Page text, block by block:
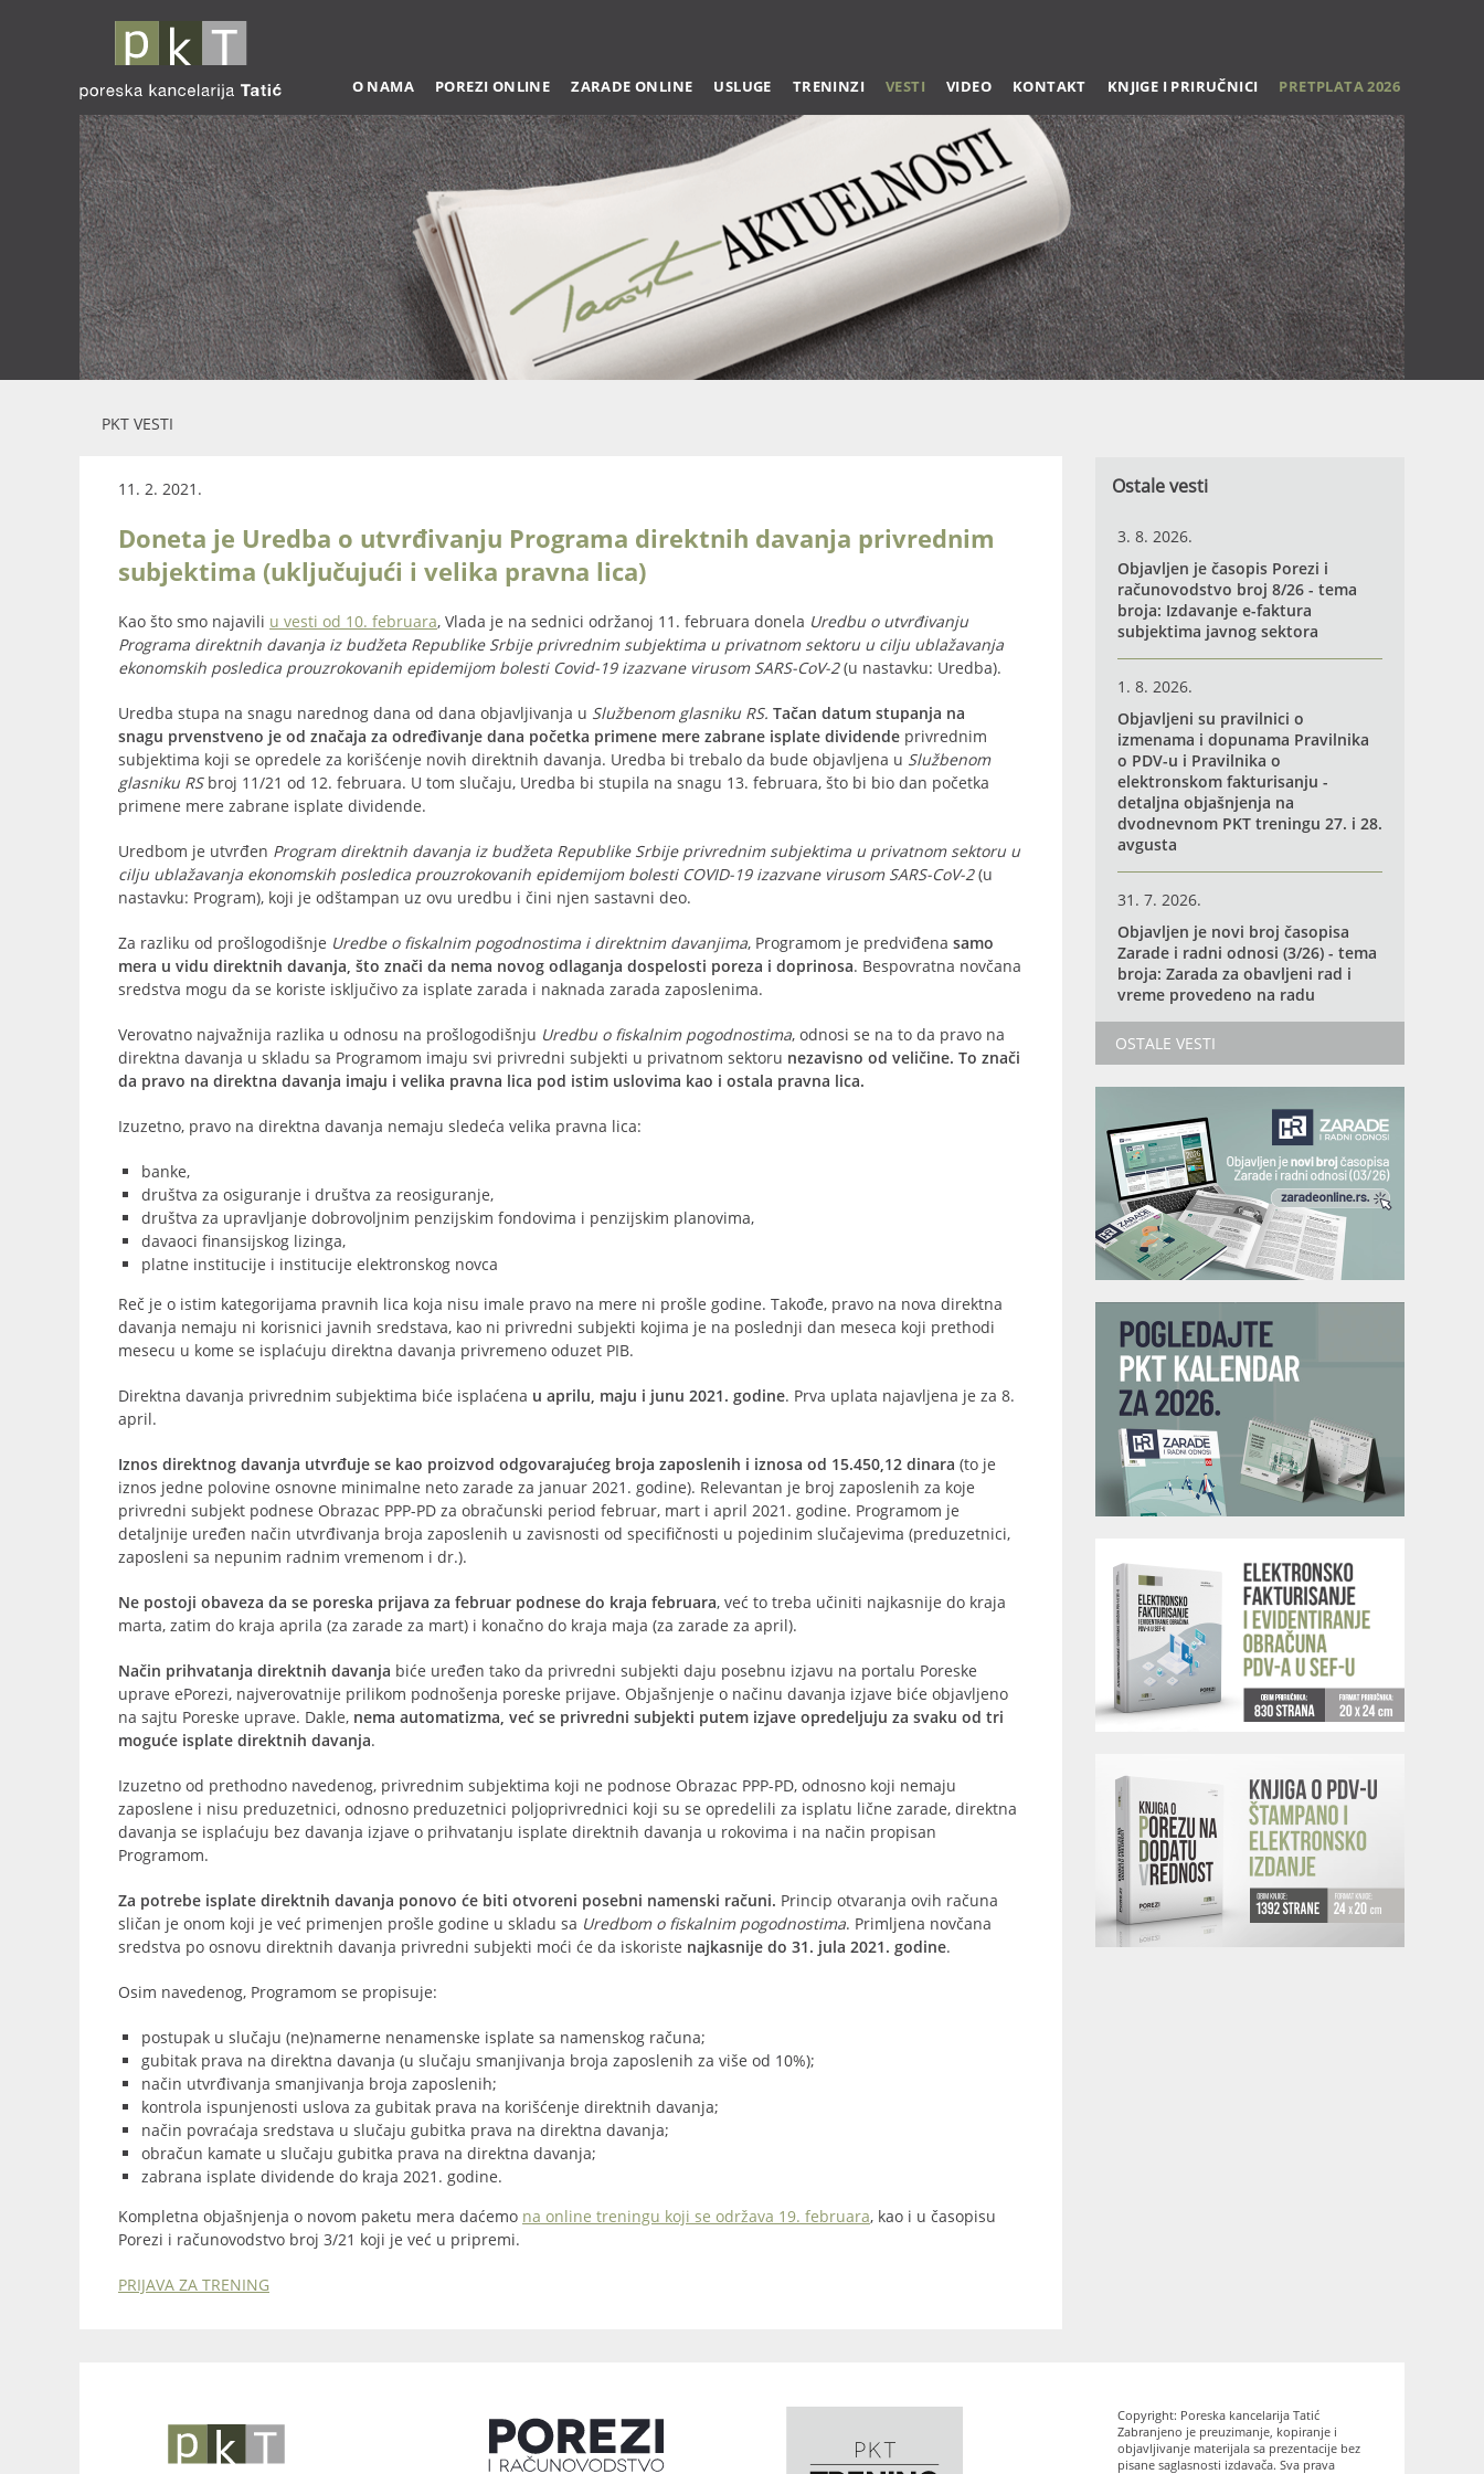
O NAMA POREZI ONLINE ZARADE ONLINE USLUGE TRENINZI VESTI VIDEO KONTAKT KNJIGE I PRIRUČNICI PRETPLATA 2026
PKT VESTI
Doneta je Uredba o utvrđivanju Programa direktnih davanja privrednim
subjektima (uključujući i velika pravna lica)
11. 2. 2021.
Kao što smo najavili u vesti od 10. februara, Vlada je na sednici održanoj 11. februara donela Uredbu o utvrđivanju
Programa direktnih davanja iz budžeta Republike Srbije privrednim subjektima u privatnom sektoru u cilju ublažavanja
ekonomskih posledica prouzrokovanih epidemijom bolesti Covid-19 izazvane virusom SARS-CoV-2(u nastavku: Uredba).
Uredba stupa na snagu narednog dana od dana objavljivanja u Službenom glasniku RS. Tačan datum stupanja na
snagu prvenstveno je od značaja za određivanje dana početka primene mere zabrane isplate dividende privrednim
subjektima koji se opredele za korišćenje novih direktnih davanja. Uredba bi trebalo da bude objavljena u Službenom
glasniku RSbroj 11/21 od 12. februara. U tom slučaju, Uredba bi stupila na snagu 13. februara, što bi bio dan početka
primene mere zabrane isplate dividende.
Uredbom je utvrđen Program direktnih davanja iz budžeta Republike Srbije privrednim subjektima u privatnom sektoru u
cilju ublažavanja ekonomskih posledica prouzrokovanih epidemijom bolesti COVID-19 izazvane virusom SARS-CoV-2(u
nastavku: Program), koji je odštampan uz ovu uredbu i čini njen sastavni deo.
Za razliku od prošlogodišnje Uredbe o fiskalnim pogodnostima i direktnim davanjima, Programom je predviđena samo
mera u vidu direktnih davanja, što znači da nema novog odlaganja dospelosti poreza i doprinosa. Bespovratna novčana
sredstva mogu da se koriste isključivo za isplate zarada i naknada zarada zaposlenima.
Verovatno najvažnija razlika u odnosu na prošlogodišnju Uredbu o fiskalnim pogodnostima, odnosi se na to da pravo na
direktna davanja u skladu sa Programom imaju svi privredni subjekti u privatnom sektoru nezavisno od veličine. To znači
da pravo na direktna davanja imaju i velika pravna lica pod istim uslovima kao i ostala pravna lica.
Izuzetno, pravo na direktna davanja nemaju sledeća velika pravna lica:
banke,
društva za osiguranje i društva za reosiguranje,
društva za upravljanje dobrovoljnim penzijskim fondovima i penzijskim planovima,
davaoci finansijskog lizinga,
platne institucije i institucije elektronskog novca
Reč je o istim kategorijama pravnih lica koja nisu imale pravo na mere ni prošle godine. Takođe, pravo na nova direktna
davanja nemaju ni korisnici javnih sredstava, kao ni privredni subjekti kojima je na poslednji dan meseca koji prethodi
mesecu u kome se isplaćuju direktna davanja privremeno oduzet PIB.
Direktna davanja privrednim subjektima biće isplaćena u aprilu, maju i junu 2021. godine. Prva uplata najavljena je za 8.
april.
Iznos direktnog davanja utvrđuje se kao proizvod odgovarajućeg broja zaposlenih i iznosa od 15.450,12 dinara (to je
iznos jedne polovine osnovne minimalne neto zarade za januar 2021. godine). Relevantan je broj zaposlenih za koje
privredni subjekt podnese Obrazac PPP-PD za obračunski period februar, mart i april 2021. godine. Programom je
detaljnije uređen način utvrđivanja broja zaposlenih u zavisnosti od specifičnosti u pojedinim slučajevima (preduzetnici,
zaposleni sa nepunim radnim vremenom i dr.).
Ne postoji obaveza da se poreska prijava za februar podnese do kraja februara, već to treba učiniti najkasnije do kraja
marta, zatim do kraja aprila (za zarade za mart) i konačno do kraja maja (za zarade za april).
Način prihvatanja direktnih davanja biće uređen tako da privredni subjekti daju posebnu izjavu na portalu Poreske
uprave ePorezi, najverovatnije prilikom podnošenja poreske prijave. Objašnjenje o načinu davanja izjave biće objavljeno
na sajtu Poreske uprave. Dakle, nema automatizma, već se privredni subjekti putem izjave opredeljuju za svaku od tri
moguće isplate direktnih davanja.
Izuzetno od prethodno navedenog, privrednim subjektima koji ne podnose Obrazac PPP-PD, odnosno koji nemaju
zaposlene i nisu preduzetnici, odnosno preduzetnici poljoprivrednici koji su se opredelili za isplatu lične zarade, direktna
davanja se isplaćuju bez davanja izjave o prihvatanju isplate direktnih davanja u rokovima i na način propisan
Programom.
Za potrebe isplate direktnih davanja ponovo će biti otvoreni posebni namenski računi. Princip otvaranja ovih računa
sličan je onom koji je već primenjen prošle godine u skladu sa Uredbom o fiskalnim pogodnostima. Primljena novčana
sredstva po osnovu direktnih davanja privredni subjekti moći će da iskoriste najkasnije do 31. jula 2021. godine.
Osim navedenog, Programom se propisuje:
postupak u slučaju (ne)namerne nenamenske isplate sa namenskog računa;
gubitak prava na direktna davanja (u slučaju smanjivanja broja zaposlenih za više od 10%);
način utvrđivanja smanjivanja broja zaposlenih;
kontrola ispunjenosti uslova za gubitak prava na korišćenje direktnih davanja;
način povraćaja sredstava u slučaju gubitka prava na direktna davanja;
obračun kamate u slučaju gubitka prava na direktna davanja;
zabrana isplate dividende do kraja 2021. godine.
Kompletna objašnjenja o novom paketu mera daćemo na online treningu koji se održava 19. februara, kao i u časopisu
Porezi i računovodstvo broj 3/21 koji je već u pripremi.
PRIJAVA ZA TRENING
Ostale vesti
3. 8. 2026.
Objavljen je časopis Porezi i
računovodstvo broj 8/26 - tema
broja: Izdavanje e-faktura
subjektima javnog sektora
1. 8. 2026.
Objavljeni su pravilnici o
izmenama i dopunama Pravilnika
o PDV-u i Pravilnika o
elektronskom fakturisanju -
detaljna objašnjenja na
dvodnevnom PKT treningu 27. i 28.
avgusta
31. 7. 2026.
Objavljen je novi broj časopisa
Zarade i radni odnosi (3/26) - tema
broja: Zarada za obavljeni rad i
vreme provedeno na radu
OSTALE VESTI
Copyright: Poreska kancelarija Tatić
Zabranjeno je preuzimanje, kopiranje i
objavljivanje materijala sa prezentacije bez
pisane saglasnosti izdavača. Sva prava